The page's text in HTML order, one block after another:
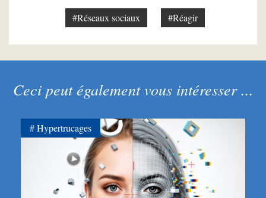
#Réseaux sociaux #Réagir
Ceci peut également vous intéresser ...
Hypertrucages